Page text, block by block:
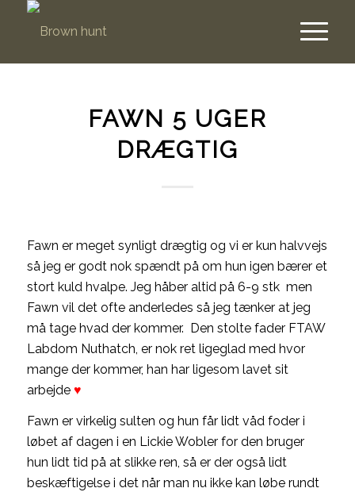
FAWN 5 UGER
DRÆGTIG
Fawn er meget synligt drægtig og vi er kun halvvejs
så jeg er godt nok spændt på om hun igen bærer et
stort kuld hvalpe. Jeg håber altid på 6-9 stk men
Fawn vil det ofte anderledes så jeg tænker at jeg
må tage hvad der kommer. Den stolte fader FTAW
Labdom Nuthatch, er nok ret ligeglad med hvor
mange der kommer, han har ligesom lavet sit
arbejde ♥
Fawn er virkelig sulten og hun får lidt våd foder i
løbet af dagen i en Lickie Wobler for den bruger
hun lidt tid på at slikke ren, så er der også lidt
beskæftigelse i det når man nu ikke kan løbe rundt